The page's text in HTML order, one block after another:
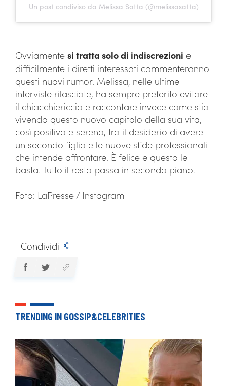
Un post condiviso da Melissa Satta (@melissasatta)
Ovviamente si tratta solo di indiscrezioni e
difficilmente i diretti interessati commenteranno
questi nuovi rumor. Melissa, nelle ultime
interviste rilasciate, ha sempre preferito evitare
il chiacchiericcio e raccontare invece come stia
vivendo questo nuovo capitolo della sua vita,
così positivo e sereno, tra il desiderio di avere
un secondo figlio e le nuove sfide professionali
che intende affrontare. È felice e questo le
basta. Tutto il resto passa in secondo piano.
Foto: LaPresse / Instagram
Condividi
TRENDING IN GOSSIP&CELEBRITIES